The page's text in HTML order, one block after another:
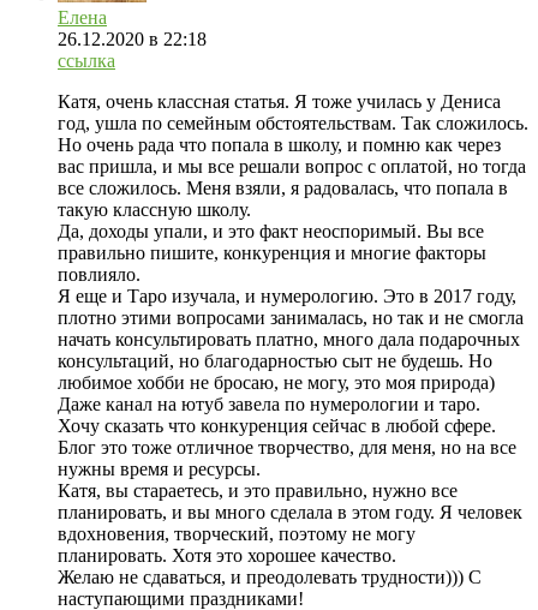
Елена
26.12.2020 в 22:18
ссылка
Катя, очень классная статья. Я тоже училась у Дениса
год, ушла по семейным обстоятельствам. Так сложилось.
Но очень рада что попала в школу, и помню как через
вас пришла, и мы все решали вопрос с оплатой, но тогда
все сложилось. Меня взяли, я радовалась, что попала в
такую классную школу.
Да, доходы упали, и это факт неоспоримый. Вы все
правильно пишите, конкуренция и многие факторы
повлияло.
Я еще и Таро изучала, и нумерологию. Это в 2017 году,
плотно этими вопросами занималась, но так и не смогла
начать консультировать платно, много дала подарочных
консультаций, но благодарностью сыт не будешь. Но
любимое хобби не бросаю, не могу, это моя природа)
Даже канал на ютуб завела по нумерологии и таро.
Хочу сказать что конкуренция сейчас в любой сфере.
Блог это тоже отличное творчество, для меня, но на все
нужны время и ресурсы.
Катя, вы стараетесь, и это правильно, нужно все
планировать, и вы много сделала в этом году. Я человек
вдохновения, творческий, поэтому не могу
планировать. Хотя это хорошее качество.
Желаю не сдаваться, и преодолевать трудности))) С
наступающими праздниками!